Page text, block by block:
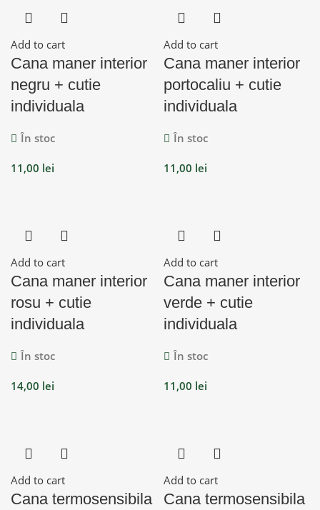
Add to cart
Cana maner interior
negru + cutie
individuala
În stoc
11,00 lei
Add to cart
Cana maner interior
portocaliu + cutie
individuala
În stoc
11,00 lei
Add to cart
Cana maner interior
rosu + cutie
individuala
În stoc
14,00 lei
Add to cart
Cana maner interior
verde + cutie
individuala
În stoc
11,00 lei
Add to cart
Cana termosensibila
Add to cart
Cana termosensibila